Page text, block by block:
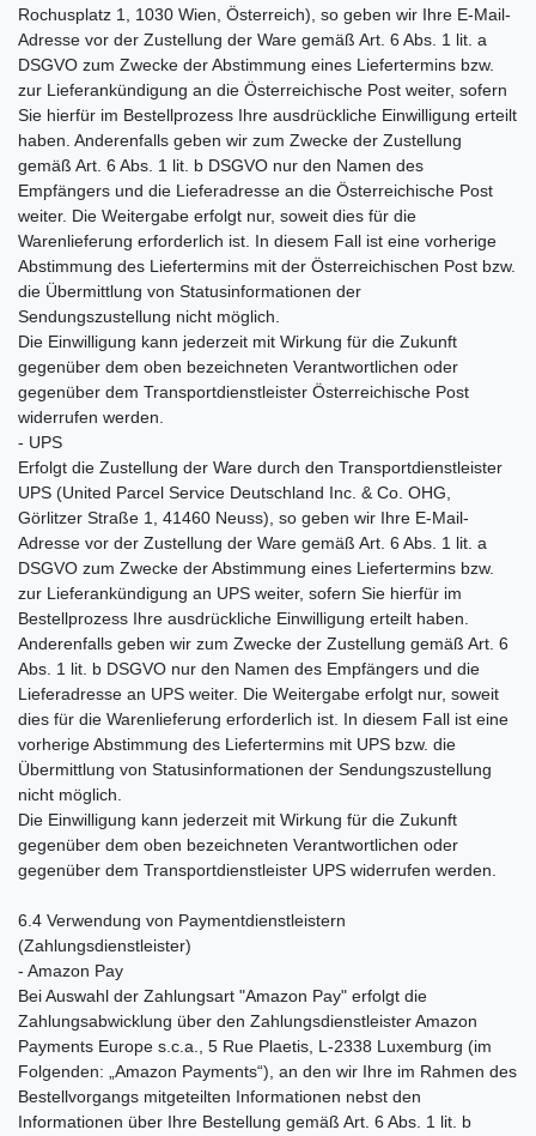
Rochusplatz 1, 1030 Wien, Österreich), so geben wir Ihre E-Mail-
Adresse vor der Zustellung der Ware gemäß Art. 6 Abs. 1 lit. a
DSGVO zum Zwecke der Abstimmung eines Liefertermins bzw.
zur Lieferankündigung an die Österreichische Post weiter, sofern
Sie hierfür im Bestellprozess Ihre ausdrückliche Einwilligung erteilt
haben. Anderenfalls geben wir zum Zwecke der Zustellung
gemäß Art. 6 Abs. 1 lit. b DSGVO nur den Namen des
Empfängers und die Lieferadresse an die Österreichische Post
weiter. Die Weitergabe erfolgt nur, soweit dies für die
Warenlieferung erforderlich ist. In diesem Fall ist eine vorherige
Abstimmung des Liefertermins mit der Österreichischen Post bzw.
die Übermittlung von Statusinformationen der
Sendungszustellung nicht möglich.
Die Einwilligung kann jederzeit mit Wirkung für die Zukunft
gegenüber dem oben bezeichneten Verantwortlichen oder
gegenüber dem Transportdienstleister Österreichische Post
widerrufen werden.
- UPS
Erfolgt die Zustellung der Ware durch den Transportdienstleister
UPS (United Parcel Service Deutschland Inc. & Co. OHG,
Görlitzer Straße 1, 41460 Neuss), so geben wir Ihre E-Mail-
Adresse vor der Zustellung der Ware gemäß Art. 6 Abs. 1 lit. a
DSGVO zum Zwecke der Abstimmung eines Liefertermins bzw.
zur Lieferankündigung an UPS weiter, sofern Sie hierfür im
Bestellprozess Ihre ausdrückliche Einwilligung erteilt haben.
Anderenfalls geben wir zum Zwecke der Zustellung gemäß Art. 6
Abs. 1 lit. b DSGVO nur den Namen des Empfängers und die
Lieferadresse an UPS weiter. Die Weitergabe erfolgt nur, soweit
dies für die Warenlieferung erforderlich ist. In diesem Fall ist eine
vorherige Abstimmung des Liefertermins mit UPS bzw. die
Übermittlung von Statusinformationen der Sendungszustellung
nicht möglich.
Die Einwilligung kann jederzeit mit Wirkung für die Zukunft
gegenüber dem oben bezeichneten Verantwortlichen oder
gegenüber dem Transportdienstleister UPS widerrufen werden.
6.4 Verwendung von Paymentdienstleistern
(Zahlungsdienstleister)
- Amazon Pay
Bei Auswahl der Zahlungsart "Amazon Pay" erfolgt die
Zahlungsabwicklung über den Zahlungsdienstleister Amazon
Payments Europe s.c.a., 5 Rue Plaetis, L-2338 Luxemburg (im
Folgenden: „Amazon Payments“), an den wir Ihre im Rahmen des
Bestellvorgangs mitgeteilten Informationen nebst den
Informationen über Ihre Bestellung gemäß Art. 6 Abs. 1 lit. b